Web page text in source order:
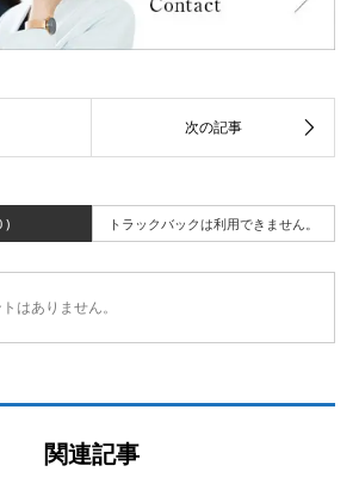
) トラックバックは利用できません。
はありません。
関連記事